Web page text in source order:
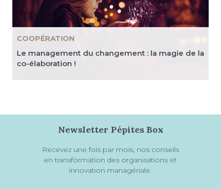
COOPÉRATION
Le management du changement : la magie de la
co-élaboration !
Newsletter Pépites Box
Recevez une fois par mois, nos conseils
en transformation des organisations et
innovation managériale.